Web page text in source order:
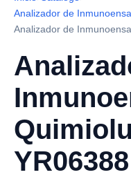
Analizador de
Analizador de
YR06388